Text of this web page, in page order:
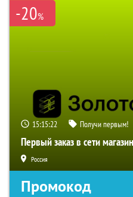
-20%
15:15:21 Получи первым!
Первый заказ в сети
Россия
Промокод